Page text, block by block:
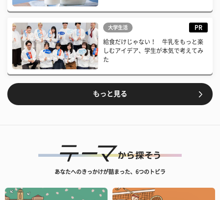
大学生活 PR
給食だけじゃない！ 牛乳をもっと楽
しむアイデア、学生が本気で考えてみ
た
もっと見る
あなたへのきっかけが詰まった、6つのトビラ